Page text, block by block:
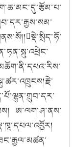
ཨ་ལག་ཤ་ནས་